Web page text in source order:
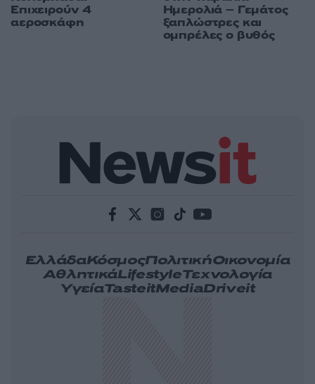
Επιχειρούν 4
αεροσκάφη
Ημερολιά – Γεμάτος
ξαπλώστρες και
ομπρέλες ο βυθός
ΕλλάδαΚόσμοςΠολιτικήΟικονομία
ΑθλητικάLifestyleΤεχνολογία
ΥγείαTasteitMediaDriveit